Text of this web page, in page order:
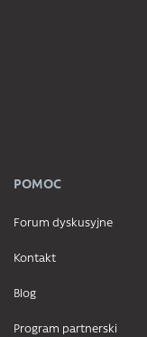
POMOC
Forum dyskusyjne
Kontakt
Blog
Program partnerski